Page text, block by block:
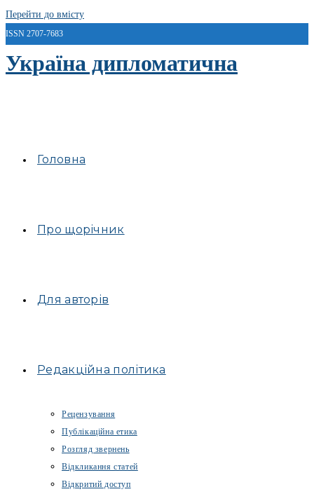
Перейти до вмісту
ISSN 2707-7683
Україна дипломатична
Головна
Про щорічник
Для авторів
Редакційна політика
Рецензування
Публікаційна етика
Розгляд звернень
Відкликання статей
Відкритий доступ